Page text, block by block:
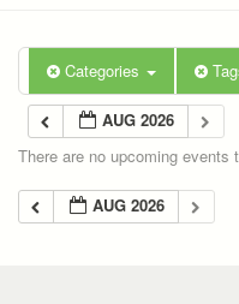
Categories
AUG 2026
There are no upcoming
AUG 2026